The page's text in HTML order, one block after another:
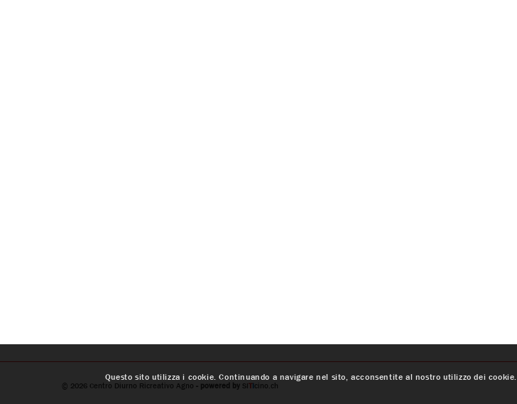
© 2026 Centro Diurno Ricreativo Agno - powered by SITIcino.ch
Questo sito utilizza i cookie. Continuando a navigare nel sito, acconsentite al nostro utilizzo dei cookie.